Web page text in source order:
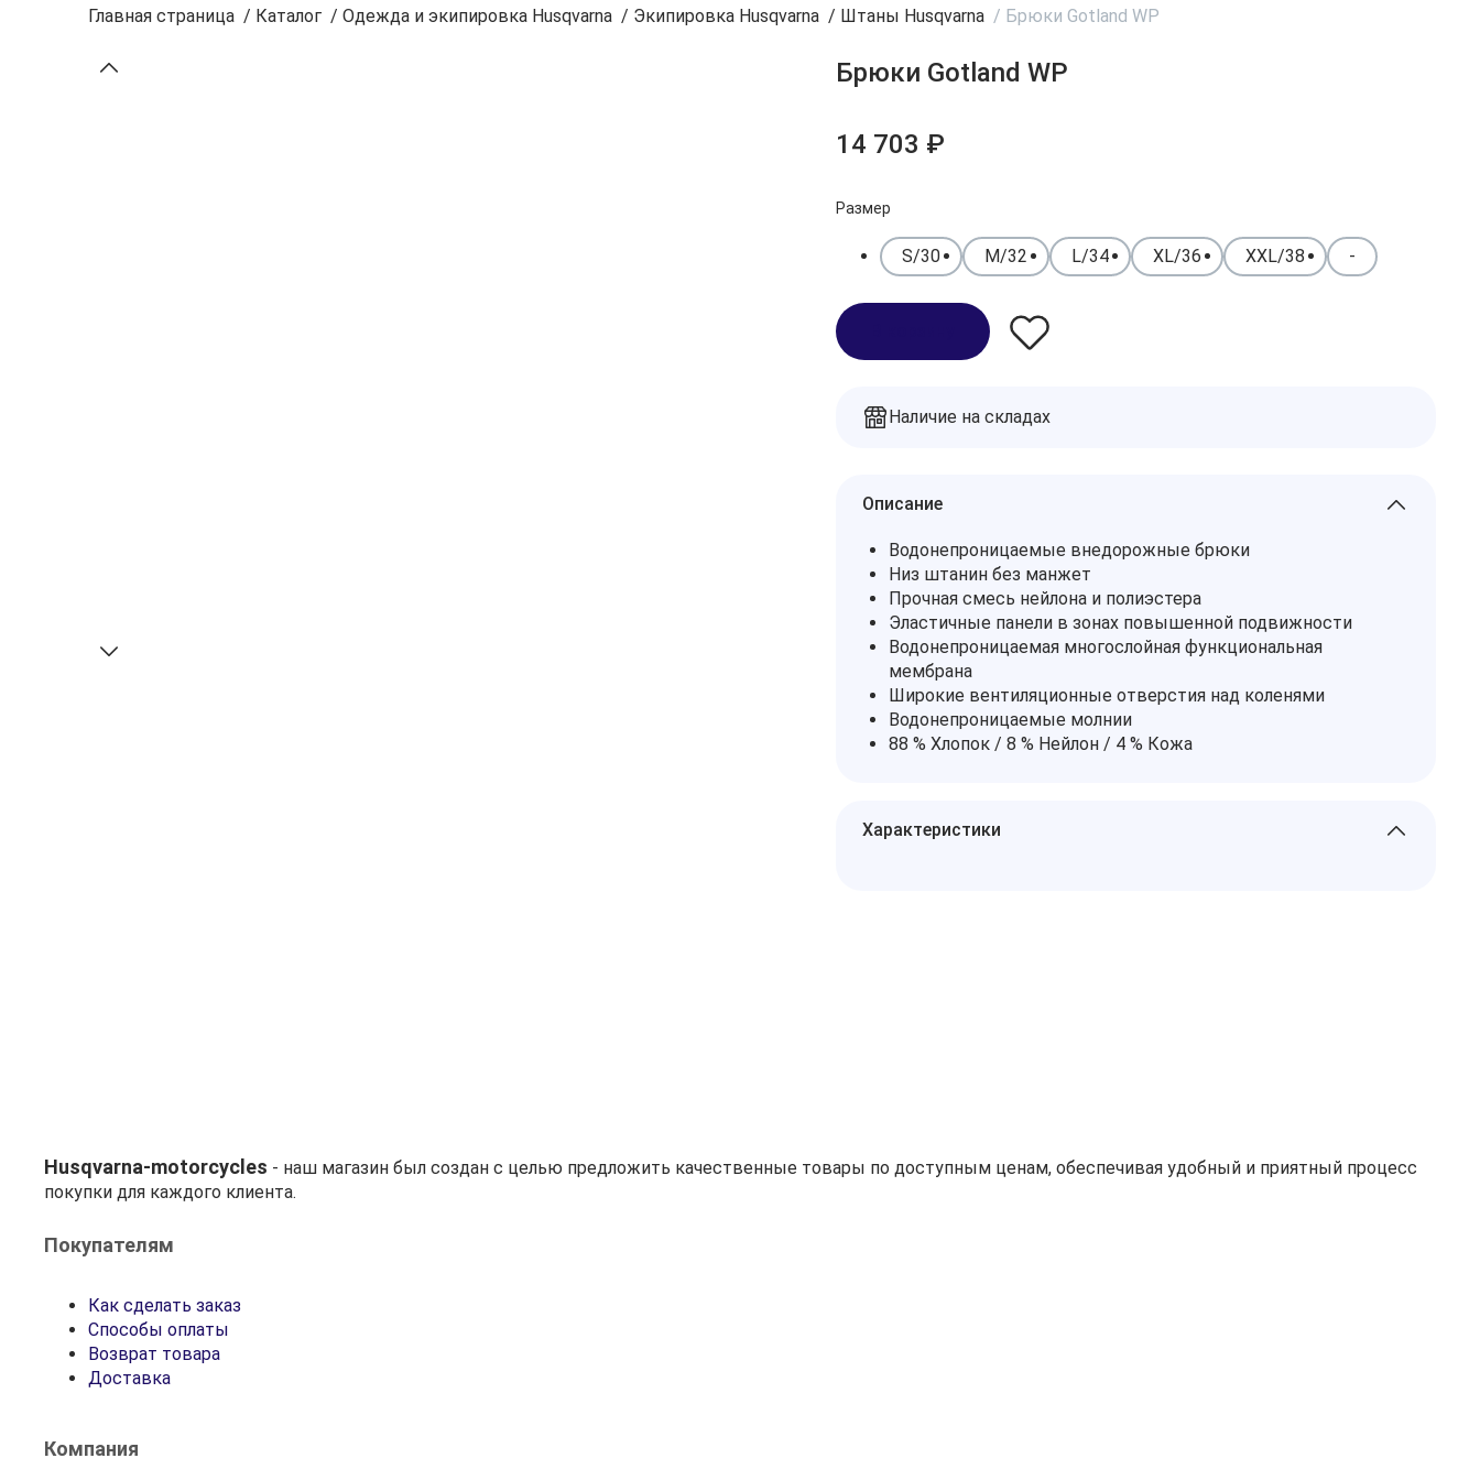
Главная страница / Каталог / Одежда и экипировка Husqvarna / Экипировка Husqvarna / Штаны Husqvarna / Брюки Gotland WP
Брюки Gotland WP
14 703 ₽
Размер
S/30 M/32 L/34 XL/36 XXL/38 -
Наличие на складах
Описание
Водонепроницаемые внедорожные брюки
Низ штанин без манжет
Прочная смесь нейлона и полиэстера
Эластичные панели в зонах повышенной подвижности
Водонепроницаемая многослойная функциональная
мембрана
Широкие вентиляционные отверстия над коленями
Водонепроницаемые молнии
88 % Хлопок / 8 % Нейлон / 4 % Кожа
Характеристики
Husqvarna-motorcycles - наш магазин был создан с целью предложить качественные товары по доступным ценам, обеспечивая удобный и приятный процесс
покупки для каждого клиента.
Покупателям
Как сделать заказ
Способы оплаты
Возврат товара
Доставка
Компания